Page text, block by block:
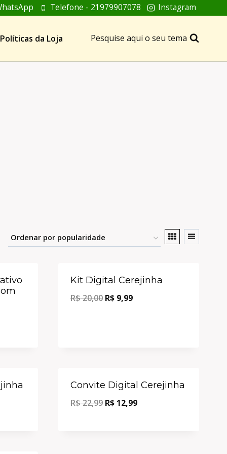
Telefone - 21979907078 Instagram
Políticas da Loja Pesquise aqui o seu tema
Kit Digital Cerejinha
R$20,00 R$9,99
Convite Digital Cerejinha
R$22,99 R$12,99